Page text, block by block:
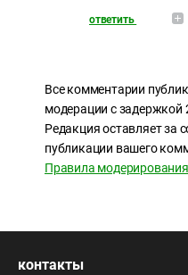
ответить
Все комментарии
модерации с задержкой
Редакция оставляет за
публикации вашего
Правила модерирования
контакты